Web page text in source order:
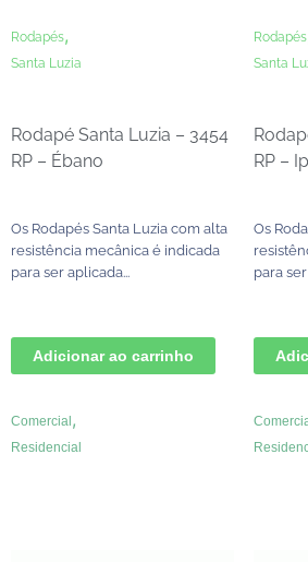
Rodapés,
Santa Luzia
Rodapé Santa Luzia – 3454
RP – Ébano
Os Rodapés Santa Luzia com alta
resistência mecânica é indicada
para ser aplicada...
Adicionar ao carrinho
Comercial,
Residencial
Rodapés
Santa
RP –
Os
para